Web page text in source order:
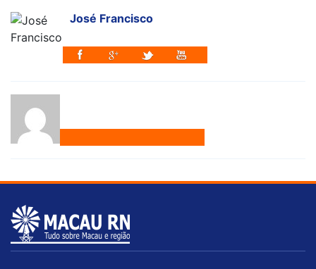
José Francisco